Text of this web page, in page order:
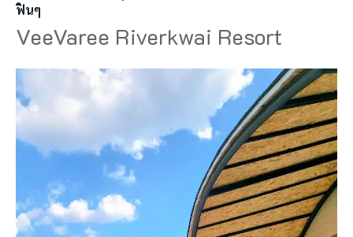
ฟินๆ
VeeVaree Riverkwai Resort